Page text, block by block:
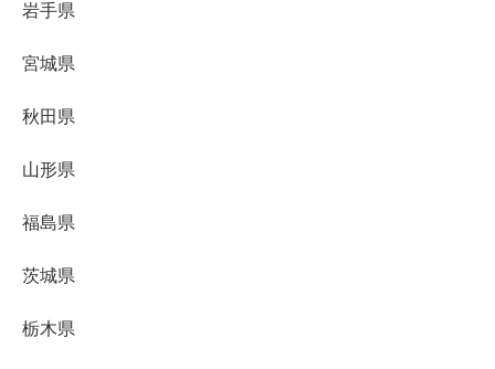
岩手県
宮城県
秋田県
山形県
福島県
茨城県
栃木県